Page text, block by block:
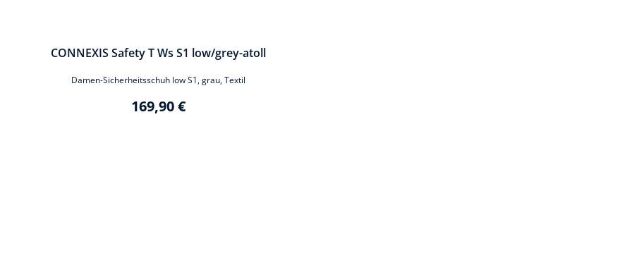
CONNEXIS Safety T Ws S1 low/grey-atoll
Damen-Sicherheitsschuh low S1, grau, Textil
169,90 €